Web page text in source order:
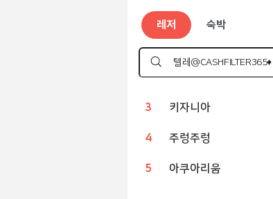
레저 숙박
하
레저 인기 검색어
1 웨이브파크
2 챔피언
3 키자니아
4 주렁주렁
5 아쿠아리움